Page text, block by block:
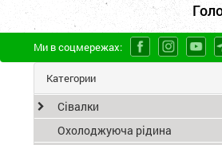
Ми в соцмережах:
Категории
Сівалки
Охолоджуюча рідина